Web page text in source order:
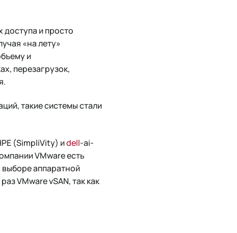
доступа и просто
«на лету»
и
перезагрузок,
такие системы стали
(SimpliVity) иdell-ai-
VMware есть
выборе аппаратной
VMware vSAN, так как